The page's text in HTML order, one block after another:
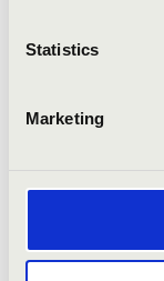
Statistics
Marketing